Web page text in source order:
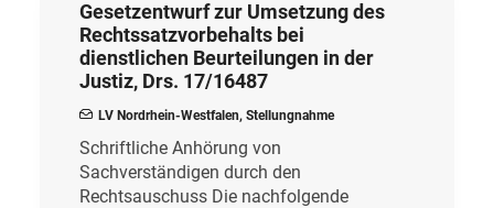
Gesetzentwurf zur Umsetzung des
Rechtssatzvorbehalts bei
dienstlichen Beurteilungen in der
Justiz, Drs. 17/16487
LV Nordrhein-Westfalen, Stellungnahme
Schriftliche Anhörung von
Sachverständigen durch den
Rechtsauschuss Die nachfolgende